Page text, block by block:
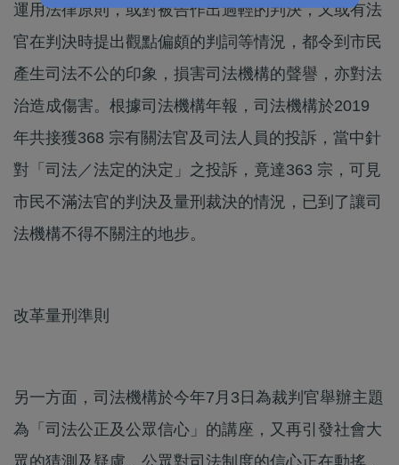
運用法律原則，或對被告作出過輕的判決，又或有法
官在判決時提出觀點偏頗的判詞等情況，都令到市民
產生司法不公的印象，損害司法機構的聲譽，亦對法
治造成傷害。根據司法機構年報，司法機構於2019
年共接獲368 宗有關法官及司法人員的投訴，當中針
對「司法／法定的決定」之投訴，竟達363 宗，可見
市民不滿法官的判決及量刑裁決的情況，已到了讓司
法機構不得不關注的地步。
改革量刑準則
另一方面，司法機構於今年7月3日為裁判官舉辦主題
為「司法公正及公眾信心」的講座，又再引發社會大